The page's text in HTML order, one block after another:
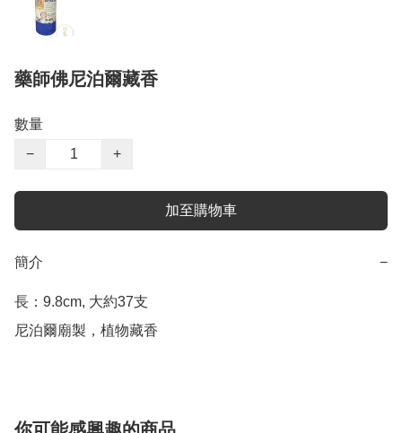
藥師佛尼泊爾藏香
數量
−
+
加至購物車
簡介 −
長：9.8cm, 大約37支
尼泊爾廟製，植物藏香